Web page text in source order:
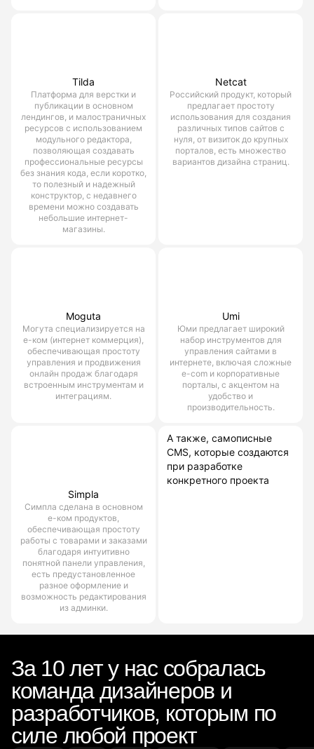
Tilda
Платформа для верстки и
публикации в основном
лендингов, и малостраничных
ресурсов с использованием
модульного редактора,
позволяющая создавать
профессиональные ресурсы
без знания кода, если коротко,
то полезный и надежный
конструктор, с недавнего
времени можно создавать
небольшие интернет-
магазины.
Netcat
Российский продукт, который
предлагает простоту
использования для создания
различных типов сайтов с
нуля, от визиток до крупных
порталов, есть множество
вариантов дизайна страниц.
Moguta
Могута специализируется на
е-ком (интернет коммерция),
обеспечивающая простоту
управления и продвижения
онлайн продаж благодаря
встроенным инструментам и
интеграциям.
Umi
Юми предлагает широкий
набор инструментов для
управления сайтами в
интернете, включая сложные
e-com и корпоративные
порталы, с акцентом на
удобство и
производительность.
Simpla
Симпла сделана в основном
е-ком продуктов,
обеспечивающая простоту
работы с товарами и заказами
благодаря интуитивно
понятной панели управления,
есть предустановленное
разное оформление и
возможность редактирования
из админки.
А также, самописные
CMS, которые создаются
при разработке
конкретного проекта
За 10 лет у нас собралась
команда дизайнеров и
разработчиков, которым по
силе любой проект